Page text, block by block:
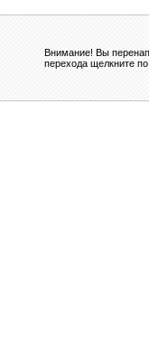
Внимание! Вы
перехода щелкните